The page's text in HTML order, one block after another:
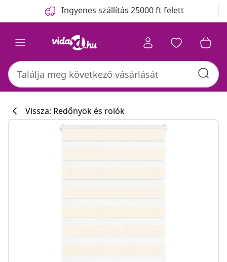
Ingyenes szállítás 25000 ft felett
Vissza: Redőnyök és rolók